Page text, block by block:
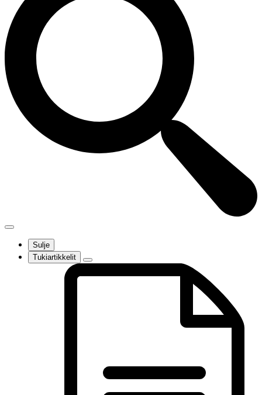
Sulje
Tukiartikkelit